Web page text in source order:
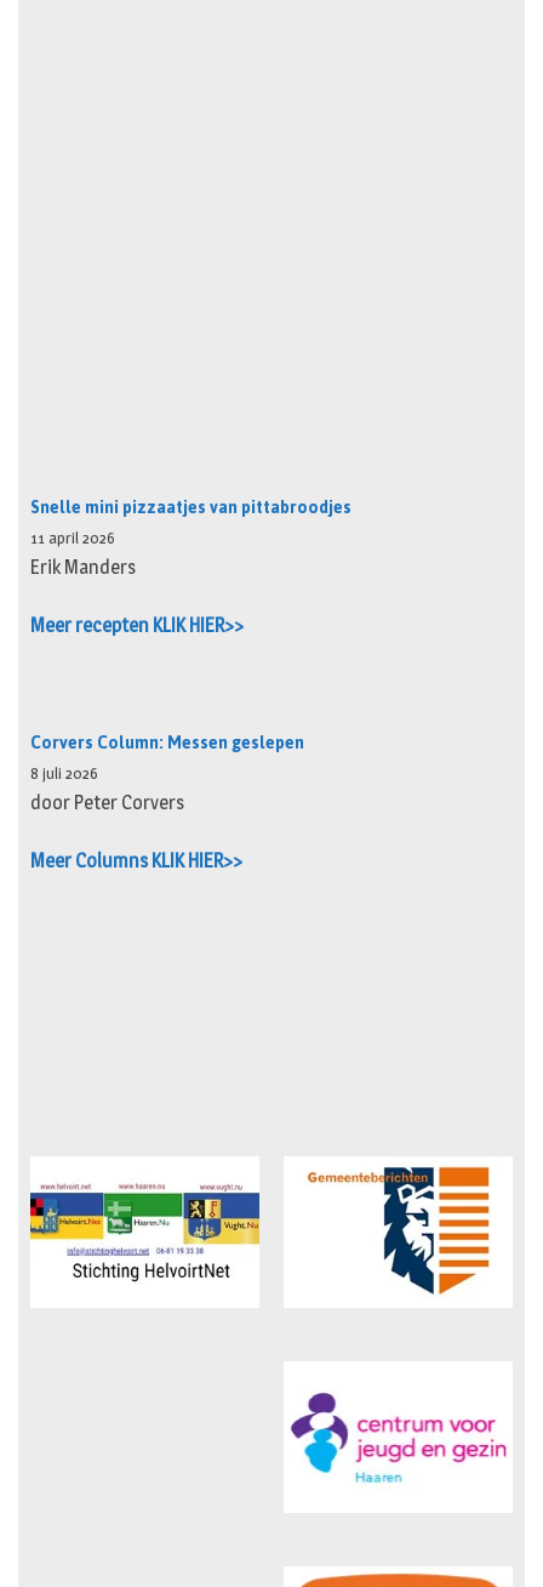
Snelle mini pizzaatjes van pittabroodjes
11 april 2026
Erik Manders
Meer recepten KLIK HIER>>
Corvers Column: Messen geslepen
8 juli 2026
door Peter Corvers
Meer Columns KLIK HIER>>